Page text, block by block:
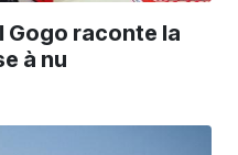
Gogo raconte la
à nu